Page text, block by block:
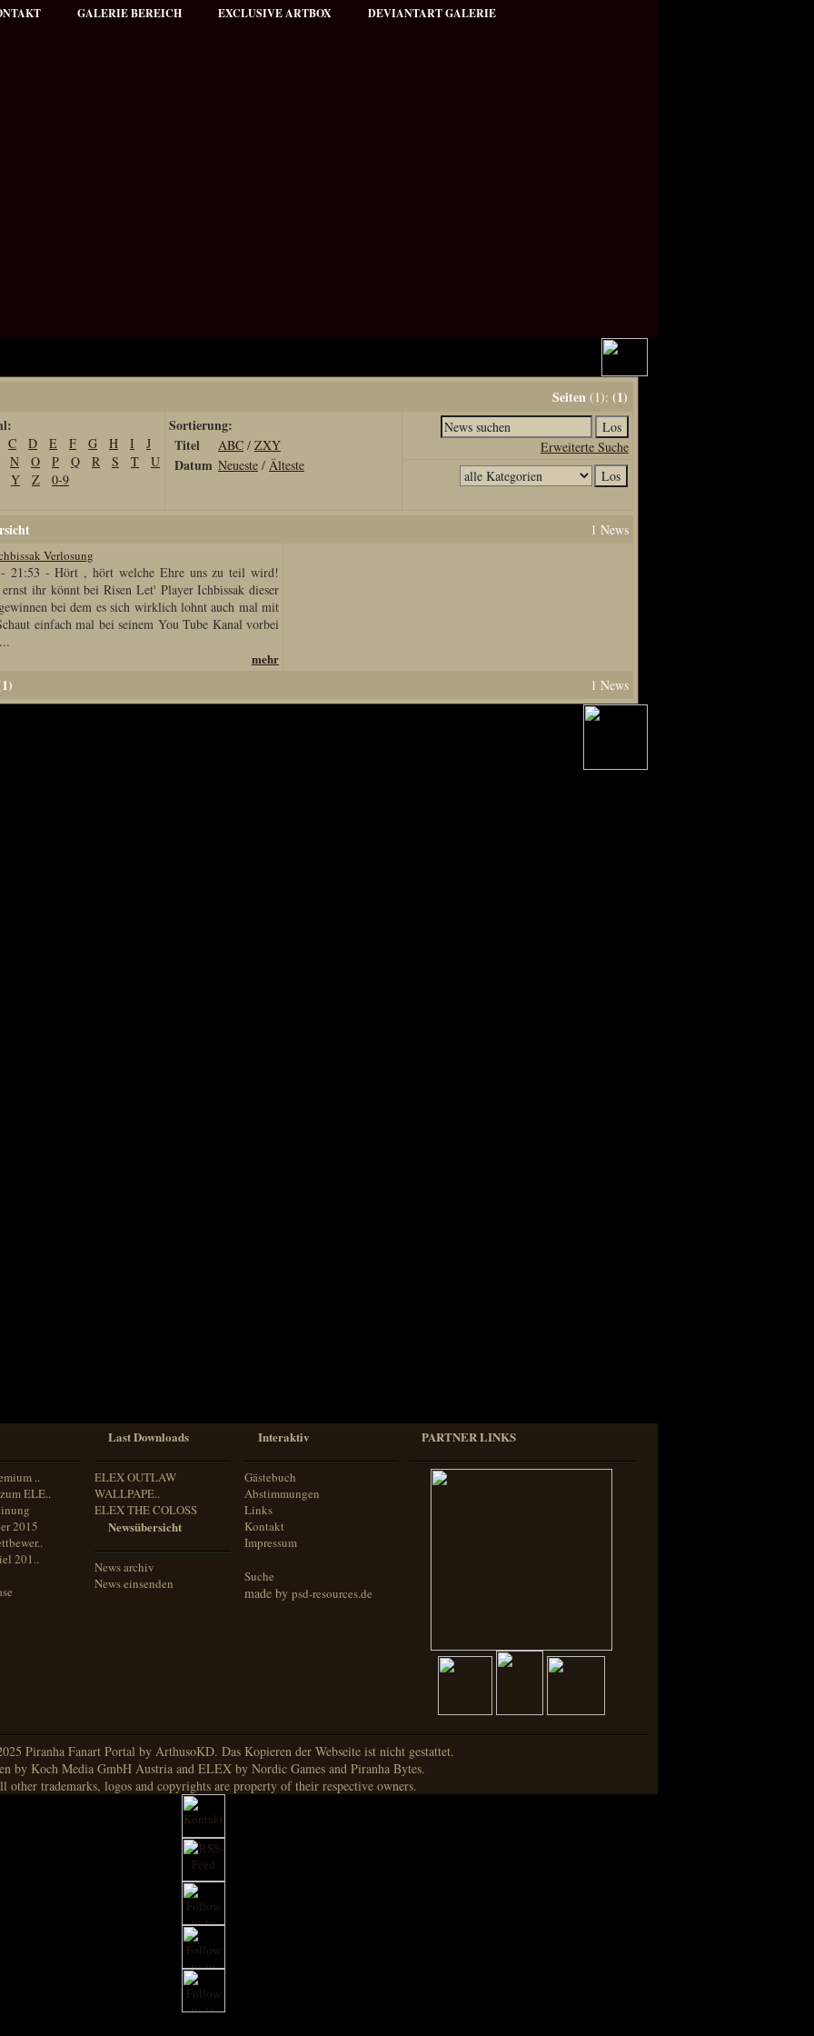
GALERIE BEREICH EXCLUSIVE ARTBOX DEVIANTART GALERIE
Seiten (1): (1)
C D E F G H I
J
N O P Q R S T
U
Y Z 0-9
Sortierung:
Titel
ABC / ZXY
Datum Neueste / Älteste
Erweiterte Suche
1 News
Verlosung
21:53 -Hört , hört welche Ehre uns zu teil wird!
ihr könnt bei Risen Let' Player Ichbissak dieser
bei dem es sich wirklich lohnt auch mal mit
einfach mal bei seinem You Tube Kanal vorbei
mehr
1 News
..
ELE..
2015
201..
Last Downloads
ELEX OUTLAW
WALLPAPE..
ELEX THE COLOSS
Newsübersicht
News archiv
News einsenden
Interaktiv
Gästebuch
Abstimmungen
Links
Kontakt
Impressum
Suche
made by psd-resources.de
PARTNER LINKS
Piranha Fanart Portal by ArthusoKD. Das Kopieren der Webseite ist nicht gestattet.
by Koch Media GmbH Austria and ELEX by Nordic Games and Piranha Bytes.
other trademarks, logos and copyrights are property of their respective owners.